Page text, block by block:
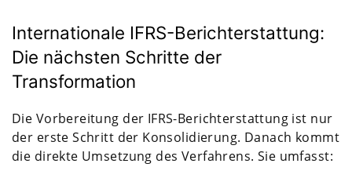
Internationale IFRS-Berichterstattung:
Die nächsten Schritte der
Transformation
Die Vorbereitung der IFRS-Berichterstattung ist nur
der erste Schritt der Konsolidierung. Danach kommt
die direkte Umsetzung des Verfahrens. Sie umfasst: